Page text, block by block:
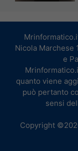
Nicola Marchese
e
quanto viene
può pertanto
sensi
Copyright